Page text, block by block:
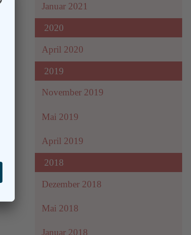
Januar 2021
2020
April 2020
2019
November 2019
Mai 2019
April 2019
2018
Dezember 2018
Mai 2018
Januar 2018